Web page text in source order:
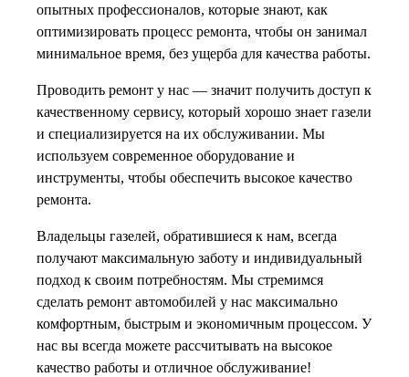
опытных профессионалов, которые знают, как
оптимизировать процесс ремонта, чтобы он занимал
минимальное время, без ущерба для качества работы.
Проводить ремонт у нас — значит получить доступ к
качественному сервису, который хорошо знает газели
и специализируется на их обслуживании. Мы
используем современное оборудование и
инструменты, чтобы обеспечить высокое качество
ремонта.
Владельцы газелей, обратившиеся к нам, всегда
получают максимальную заботу и индивидуальный
подход к своим потребностям. Мы стремимся
сделать ремонт автомобилей у нас максимально
комфортным, быстрым и экономичным процессом. У
нас вы всегда можете рассчитывать на высокое
качество работы и отличное обслуживание!